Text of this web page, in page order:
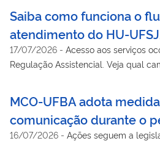
Saiba como funciona o
atendimento do HU-
17/07/2026 - Acesso aos serviços
Regulação Assistencial. Veja qual
MCO-UFBA adota
comunicação durante o
16/07/2026 - Ações seguem a